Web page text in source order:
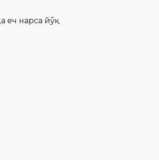
ҳеч нарса йўқ